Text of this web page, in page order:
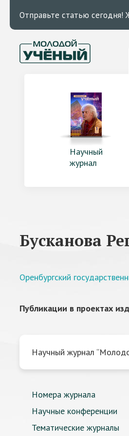
Отправьте статью сегодня!
Научный
журнал
Бусканова
Оренбургский
Публикации в проектах
Научный журнал
Номера журнала
Научные конференции
Тематические журналы